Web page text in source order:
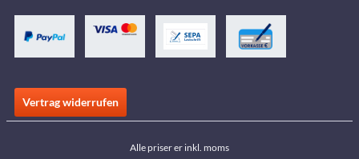
Vertrag widerrufen
Alle priser er inkl. moms